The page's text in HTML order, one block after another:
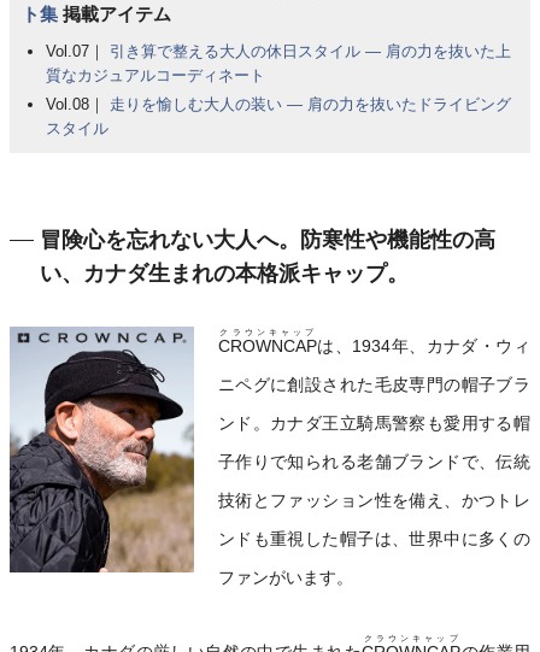
ト集 掲載アイテム
Vol.07｜ 引き算で整える大人の休日スタイル ― 肩の力を抜いた上
質なカジュアルコーディネート
Vol.08｜ 走りを愉しむ大人の装い ― 肩の力を抜いたドライビング
スタイル
冒険心を忘れない大人へ。防寒性や機能性の高
い、カナダ生まれの本格派キャップ。
CROWNCAP
クラウンキャップ
は、1934年、カナダ・ウィ
ニペグに創設された毛皮専門の帽子ブラ
ンド。カナダ王立騎馬警察も愛用する帽
子作りで知られる老舗ブランドで、伝統
技術とファッション性を備え、かつトレ
ンドも重視した帽子は、世界中に多くの
ファンがいます。
クラウンキャップ